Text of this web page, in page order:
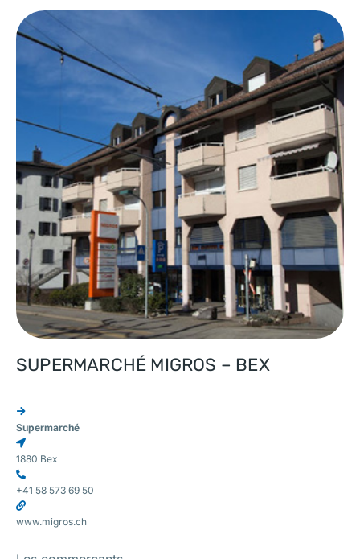
SUPERMARCHÉ MIGROS – BEX
Supermarché
1880 Bex
+41 58 573 69 50
www.migros.ch